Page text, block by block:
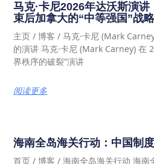
马克·卡尼2026年达沃斯演
束后加拿大的“中等强国”战略
主页 / 博客 / 马克·卡尼 (Mark
的演讲 马克·卡尼 (Mark Carney) 在
界秩序的破裂”演讲
阅读更多
海南全岛海关行动：中国制
首页 / 博客 / 海南全岛海关行动 海南